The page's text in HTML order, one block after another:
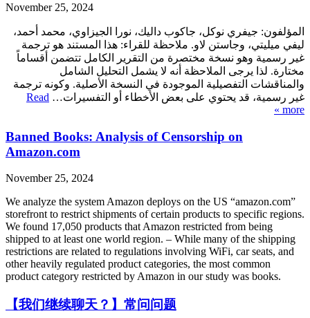
November 25, 2024
المؤلفون: جيفري نوكل، جاكوب داليك، نورا الجيزاوي، محمد أحمد،
ليفي ميليتي، وجاستن لاو. ملاحظة للقراء: هذا المستند هو ترجمة
غير رسمية وهو نسخة مختصرة من التقرير الكامل تتضمن أقساماً
مختارة. لذا يرجى الملاحظة أنه لا يشمل التحليل الشامل
والمناقشات التفصيلية الموجودة في النسخة الأصلية. وكونه ترجمة
غير رسمية، قد يحتوي على بعض الأخطاء أو التفسيرات… Read
more »
Banned Books: Analysis of Censorship on
Amazon.com
November 25, 2024
We analyze the system Amazon deploys on the US “amazon.com”
storefront to restrict shipments of certain products to specific regions.
We found 17,050 products that Amazon restricted from being
shipped to at least one world region. – While many of the shipping
restrictions are related to regulations involving WiFi, car seats, and
other heavily regulated product categories, the most common
product category restricted by Amazon in our study was books.
【我们继续聊天？】常问问题